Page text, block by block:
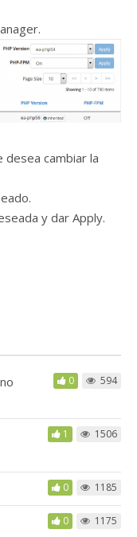
desea cambiar la
y dar Apply.
0 594
1 1506
0 1185
0 1175